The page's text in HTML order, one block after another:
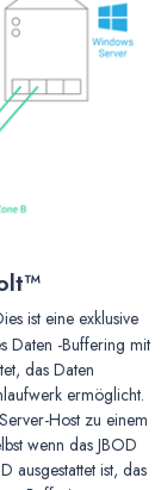
ist eine exklusive
Daten -Buffering mit
das Daten
ermöglicht.
Host zu einem
wenn das JBOD
ausgestattet ist, das